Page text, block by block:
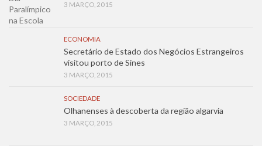
3 MARÇO, 2015
ECONOMIA
Secretário de Estado dos Negócios Estrangeiros
visitou porto de Sines
3 MARÇO, 2015
SOCIEDADE
Olhanenses à descoberta da região algarvia
3 MARÇO, 2015